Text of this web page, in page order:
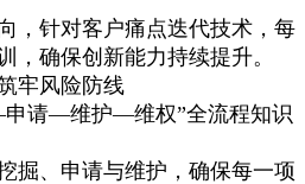
，针对客户痛点迭代技术，每
，确保创新能力持续提升。
牢风险防线
请—维护—维权”全流程知识
掘、申请与维护，确保每一项